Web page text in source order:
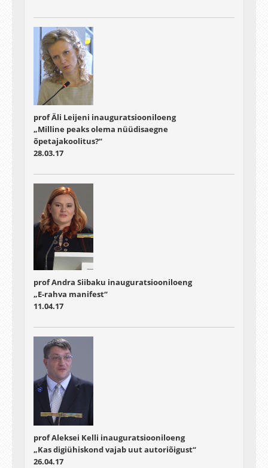
prof Äli Leijeni inauguratsiooniloeng
„Milline peaks olema nüüdisaegne
õpetajakoolitus?“
28.03.17
prof Andra Siibaku inauguratsiooniloeng
„E-rahva manifest“
11.04.17
prof Aleksei Kelli inauguratsiooniloeng
„Kas digiühiskond vajab uut autoriõigust“
26.04.17